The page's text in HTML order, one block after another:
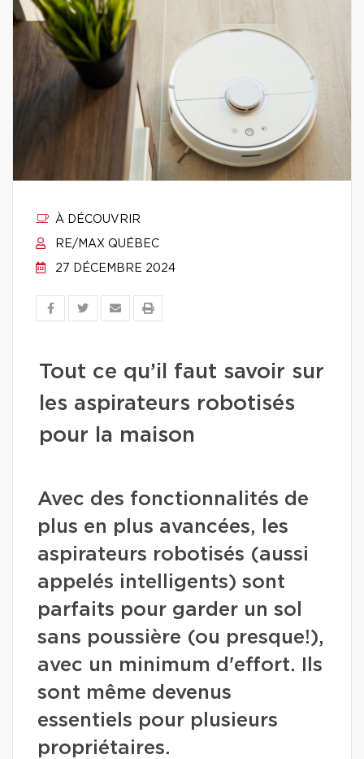
À DÉCOUVRIR
RE/MAX QUÉBEC
27 DÉCEMBRE 2024
Tout ce qu’il faut savoir sur
les aspirateurs robotisés
pour la maison
Avec des fonctionnalités de
plus en plus avancées, les
aspirateurs robotisés (aussi
appelés intelligents) sont
parfaits pour garder un sol
sans poussière (ou presque!),
avec un minimum d'effort. Ils
sont même devenus
essentiels pour plusieurs
propriétaires.